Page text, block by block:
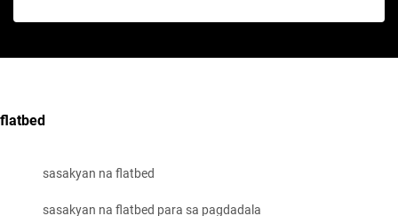
flatbed
sasakyan na flatbed
sasakyan na flatbed para sa pagdadala